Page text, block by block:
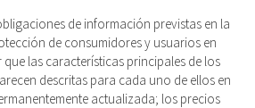
de información previstas en la
de consumidores y usuarios en
las características principales de los
descritas para cada uno de ellos en
actualizada; los precios